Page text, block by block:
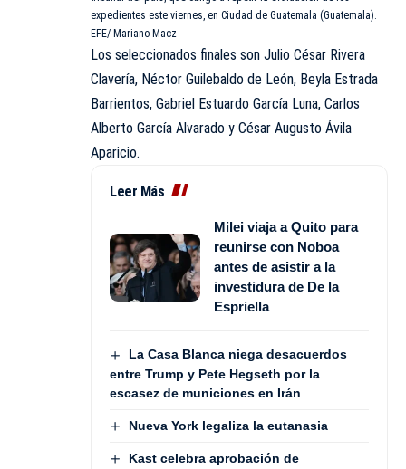
expedientes este viernes, en Ciudad de Guatemala (Guatemala).
EFE/ Mariano Macz
Los seleccionados finales son Julio César Rivera
Clavería, Néctor Guilebaldo de León, Beyla Estrada
Barrientos, Gabriel Estuardo García Luna, Carlos
Alberto García Alvarado y César Augusto Ávila
Aparicio.
Leer Más
Milei viaja a Quito para
reunirse con Noboa
antes de asistir a la
investidura de De la
Espriella
La Casa Blanca niega desacuerdos
entre Trump y Pete Hegseth por la
escasez de municiones en Irán
Nueva York legaliza la eutanasia
Kast celebra aprobación de